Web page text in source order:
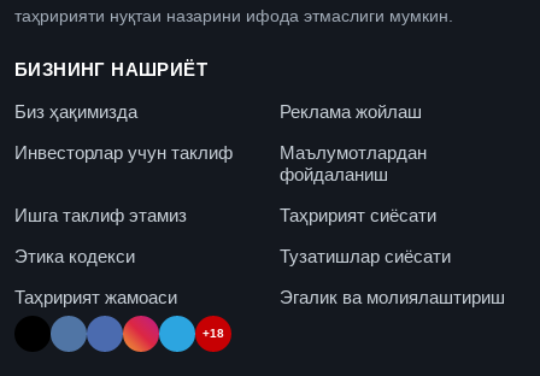
таҳририяти нуқтаи назарини ифода этмаслиги мумкин.
БИЗНИНГ НАШРИЁТ
Биз ҳақимизда
Реклама жойлаш
Инвесторлар учун таклиф
Маълумотлардан
фойдаланиш
Ишга таклиф этамиз
Таҳририят сиёсати
Этика кодекси
Тузатишлар сиёсати
Таҳририят жамоаси
Эгалик ва молиялаштириш
+18